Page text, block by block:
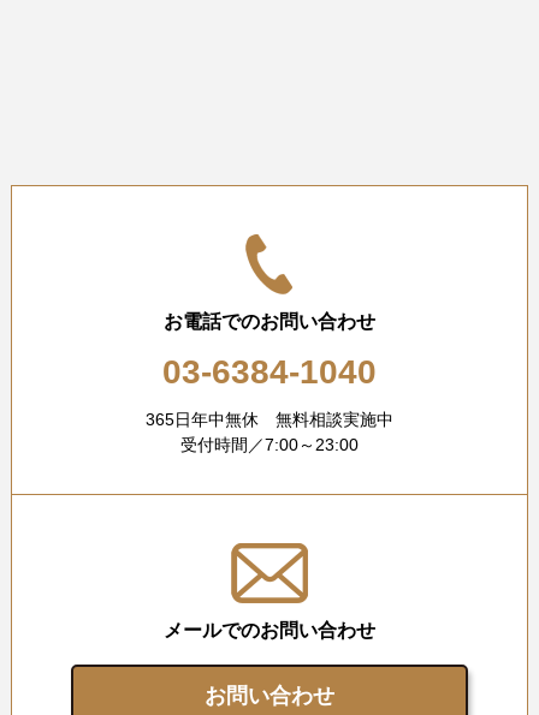
お電話でのお問い合わせ
03-6384-1040
365日年中無休 無料相談実施中
受付時間／7:00～23:00
メールでのお問い合わせ
お問い合わせ